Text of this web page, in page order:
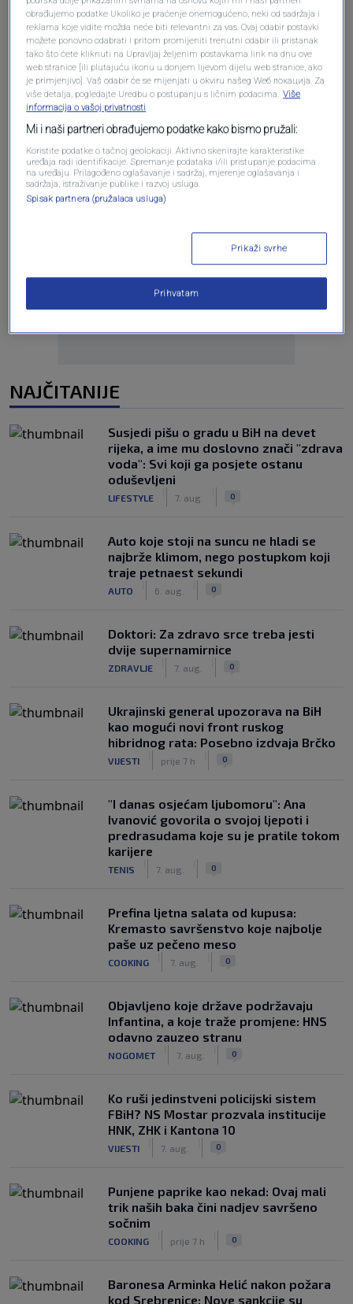
Oglas
Oglas
NAJČITANIJE
Susjedi pišu o gradu u BiH na devet
rijeka, a ime mu doslovno znači "zdrava
voda": Svi koji ga posjete ostanu
oduševljeni
LIFESTYLE 7. aug. 0
Auto koje stoji na suncu ne hladi se
najbrže klimom, nego postupkom koji
traje petnaest sekundi
AUTO 6. aug. 0
Doktori: Za zdravo srce treba jesti
dvije supernamirnice
ZDRAVLJE 7. aug. 0
Ukrajinski general upozorava na BiH
kao mogući novi front ruskog
hibridnog rata: Posebno izdvaja Brčko
VIJESTI prije 7 h 0
"I danas osjećam ljubomoru": Ana
Ivanović govorila o svojoj ljepoti i
predrasudama koje su je pratile tokom
karijere
TENIS 7. aug. 0
Prefina ljetna salata od kupusa:
Kremasto savršenstvo koje najbolje
paše uz pečeno meso
COOKING 7. aug. 0
Objavljeno koje države podržavaju
Infantina, a koje traže promjene: HNS
odavno zauzeo stranu
NOGOMET 7. aug. 0
Ko ruši jedinstveni policijski sistem
FBiH? NS Mostar prozvala institucije
HNK, ZHK i Kantona 10
VIJESTI 7. aug. 0
Punjene paprike kao nekad: Ovaj mali
trik naših baka čini nadjev savršeno
sočnim
COOKING prije 7 h 0
Baronesa Arminka Helić nakon požara
kod Srebrenice: Nove sankcije su
obrađujemo podatke Ukoliko je praćenje onemogućeno, neki od sadržaja i
reklama koje vidite možda neće biti relevantni za vas. Ovaj odabir postavki
možete ponovno odabrati i pritom promijeniti trenutni odabir ili pristanak
tako što ćete kliknuti na Upravljaj željenim postavkama link na dnu ove
web stranice [ili plutajuću ikonu u donjem lijevom dijelu web stranice, ako
je primjenjivo]. Vaš odabir će se mijenjati u okviru našeg Wеб локација. Za
više detalja, pogledajte Uredbu o postupanju s ličnim podacima. Više
informacija o vašoj privatnosti
Mi i naši partneri obrađujemo podatke kako bismo pružali:
Koristite podatke o tačnoj geolokaciji. Aktivno skenirajte karakteristike
uređaja radi identifikacije. Spremanje podataka i/ili pristupanje podacima
na uređaju. Prilagođeno oglašavanje i sadržaj, mjerenje oglašavanja i
sadržaja, istraživanje publike i razvoj usluga.
Spisak partnera (pružalaca usluga)
Prikaži svrhe
Prihvatam